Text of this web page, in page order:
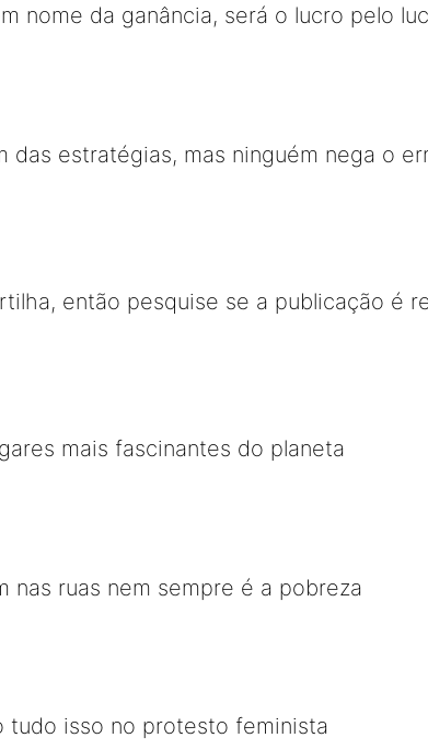
nome da ganância, será o lucro pelo
das estratégias, mas ninguém nega o
então pesquise se a publicação é
mais fascinantes do planeta
nas ruas nem sempre é a pobreza
tudo isso no protesto feminista